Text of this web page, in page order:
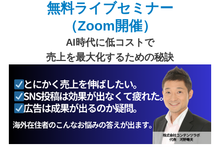
無料ライブセミナー
（Zoom開催）
AI時代に低コストで
売上を最大化するための秘訣